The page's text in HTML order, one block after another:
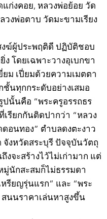
ก่งคอย, หลวงพ่อย้อย วัด
วงพ่อตาบ วัดมะขามเรียง
งฆ์ผู้ประพฤติดี ปฏิบัติชอบ
ง โดยเฉพาะวางอุเบกขา
ยม เปี่ยมด้วยความเมตตา
นทุกกระดับอย่างเสมอ
ปนั้นคือ “พระครูอรรถธร
เรียกกันติดปากว่า “หลวง
อนทอง” ตำบลดงตะงาว
จังหวัดสระบุรี ปัจจุบันวัตถุ
งจะสร้างไว้ไม่เก่ามาก แต่
นักสะสมก็ไม่ธรรมดา
หรียญรุ่นแรก” และ “พระ
สนนราคาเล่นหาสูงขึ้น